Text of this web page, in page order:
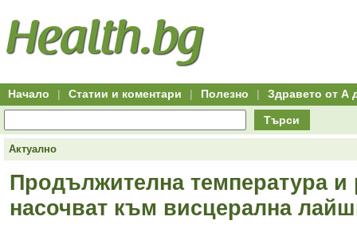
Всички
офети
за
Hitro.bg
Всички
оферти
Hitro.bg
Всички
оферти
Hitro.bg
пазаруване
изгодни
оферти
50+
начало
Клуб
Начало | Статии и коментари | Полезно | Здравето от А
Търси
Актуално
Продължителна температура и
насочват към висцерална